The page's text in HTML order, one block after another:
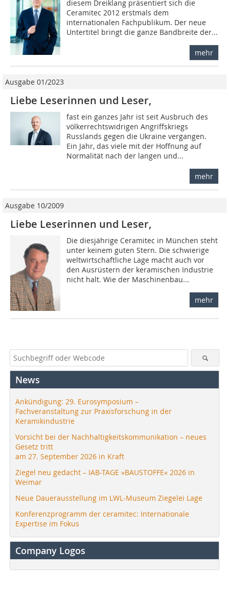
diesem Dreiklang präsentiert sich die
Ceramitec 2012 erstmals dem
internationalen Fachpublikum. Der neue
Untertitel bringt die ganze Bandbreite der...
mehr
Ausgabe 01/2023
Liebe Leserinnen und Leser,
fast ein ganzes Jahr ist seit Ausbruch des
völkerrechtswidrigen Angriffskriegs
Russlands gegen die Ukraine vergangen.
Ein Jahr, das viele mit der Hoffnung auf
Normalität nach der langen und...
mehr
Ausgabe 10/2009
Liebe Leserinnen und Leser,
Die diesjährige Ceramitec in München steht
unter keinem guten Stern. Die schwierige
weltwirtschaftliche Lage macht auch vor
den Ausrüstern der keramischen Industrie
nicht halt. Wie der Maschinenbau...
mehr
News
Ankündigung: 29. Eurosymposium –
Fachveranstaltung zur Praxisforschung in der
Keramikindustrie
Vorsicht bei der Nachhaltigkeitskommunikation – neues
Gesetz tritt
am 27. September 2026 in Kraft
Ziegel neu gedacht – IAB-TAGE »BAUSTOFFE« 2026 in
Weimar
Neue Dauerausstellung im LWL-Museum Ziegelei Lage
Konferenzprogramm der ceramitec: Internationale
Expertise im Fokus
Company Logos